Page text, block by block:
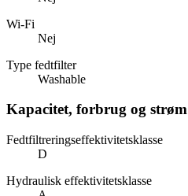
Wi-Fi
Nej
Type fedtfilter
Washable
Kapacitet, forbrug og strøm
Fedtfiltreringseffektivitetsklasse
D
Hydraulisk effektivitetsklasse